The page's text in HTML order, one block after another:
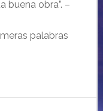
buena obra”. –
palabras